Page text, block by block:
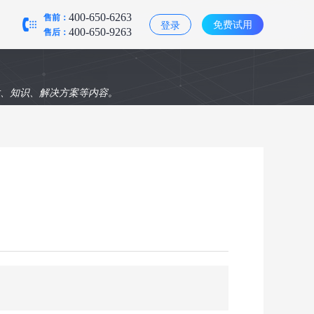
售前： 400-650-6263
售后： 400-650-9263
免费试用
登录
识、解决方案等内容。